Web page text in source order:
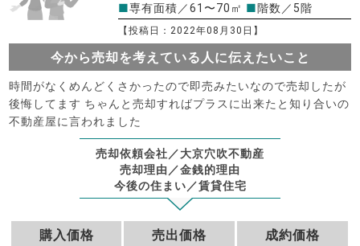
■専有面積／61〜70㎡ ■階数／5階
【投稿日：2022年08月30日】
今から売却を考えている人に伝えたいこと
時間がなくめんどくさかったので即売みたいなので売却したが
後悔してます ちゃんと売却すればプラスに出来たと知り合いの
不動産屋に言われました
売却依頼会社／大京穴吹不動産
売却理由／金銭的理由
今後の住まい／賃貸住宅
購入価格 売出価格 成約価格